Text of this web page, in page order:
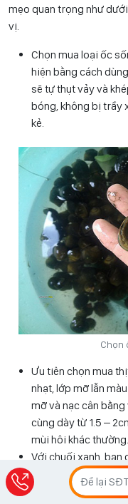
mẹo quan trọng như
vị.
Chọn mua loại ốc
hiện bằng cách
sẽ tự thụt vảy và
bóng, không bị trầy
kẻ.
Chọn
Ưu tiên chọn mua
nhạt, lớp mỡ lẫn
mỡ và nạc cân
cùng dày từ 1.5 –
mùi hôi khác thường.
Với chuối xanh, bạn
bóng. Quả có phần
Nên mua chuối có